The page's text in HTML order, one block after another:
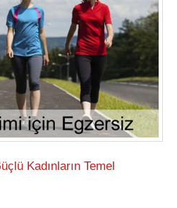
Kadınların Temel